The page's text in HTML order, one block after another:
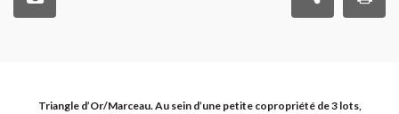
Triangle d’Or/Marceau. Au sein d’une petite copropriété de 3 lots,